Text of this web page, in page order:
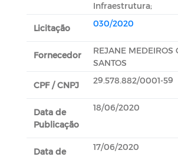
Infraestrutura;
Licitação 030/2020
Fornecedor
REJANE MEDEIROS
SANTOS
CPF / CNPJ 29.578.882/0001-59
Data de
Publicação
18/06/2020
Data de
17/06/2020